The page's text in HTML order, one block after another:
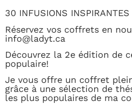
30 INFUSIONS INSPIRANTES
Réservez vos coffrets en
info@ladyt.ca
Découvrez la 2e édition de
populaire!
Je vous offre un coffret
grâce à une sélection de
les plus populaires de ma